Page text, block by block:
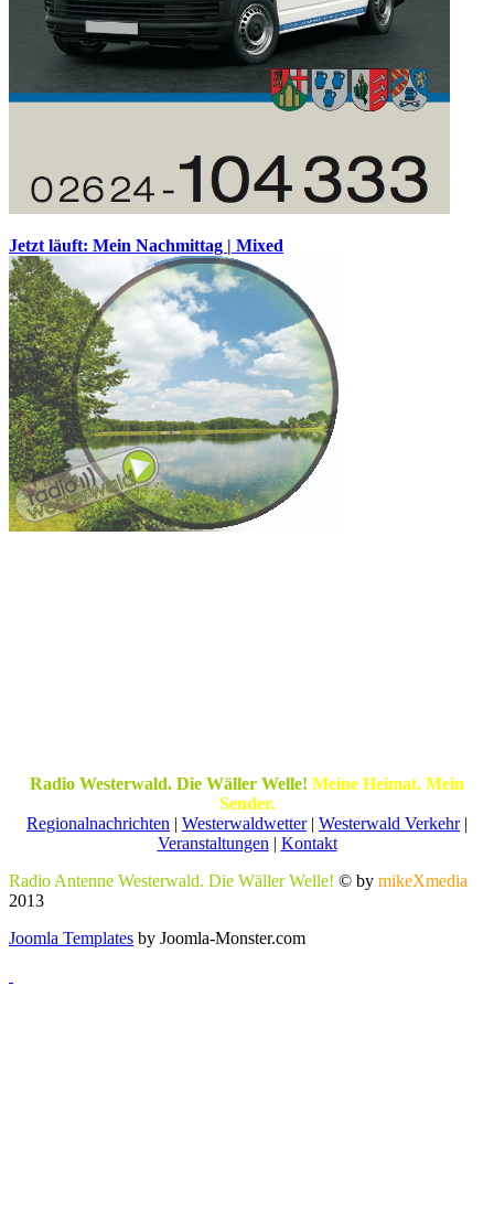
Jetzt läuft: Mein Nachmittag | Mixed
Radio Westerwald. Die Wäller Welle! Meine Heimat. Mein
Sender.
Regionalnachrichten | Westerwaldwetter| Westerwald Verkehr|
Veranstaltungen | Kontakt
Radio Antenne Westerwald. Die Wäller Welle! © by mikeXmedia
2013
Joomla Templates by Joomla-Monster.com